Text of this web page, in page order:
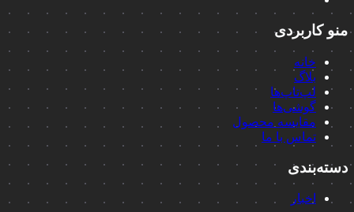
منو کاربردی
خانه
بلاگ
لپ‌تاپ‌ها
گوشی‌ها
مقایسه محصول
تماس با ما
دسته‌بندی
اخبار